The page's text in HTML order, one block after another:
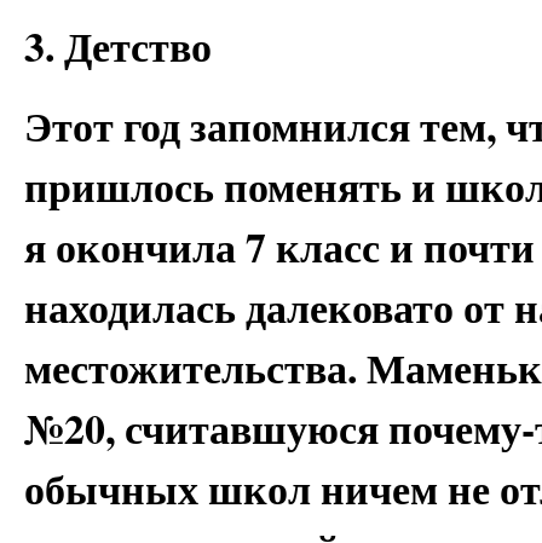
3. Детство
Этот год запомнился тем,
пришлось поменять и
я окончила 7 класс и
находилась далековато от
местожительства.
№20, считавшуюся почему-
обычных школ ничем не